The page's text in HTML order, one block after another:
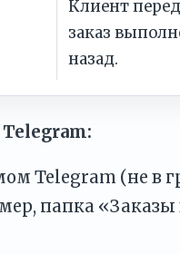
Клиент
заказ
назад.
Telegram:
Telegram (не в
папка «Заказы